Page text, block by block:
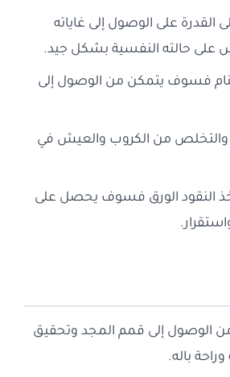
على الوصول إلى غاياته
على حالته النفسية بشكل جيد.
فسوف يتمكن من الوصول إلى
والتخلص من الكروب والعيش في
النقود الورق فسوف يحصل على
الوصول إلى قمم المجد وتحقيق
باله.